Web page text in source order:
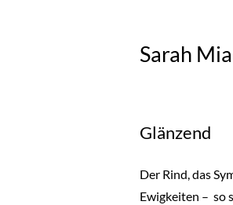
Sarah
Glänzend
Der Rind, das
Ewigkeiten – so